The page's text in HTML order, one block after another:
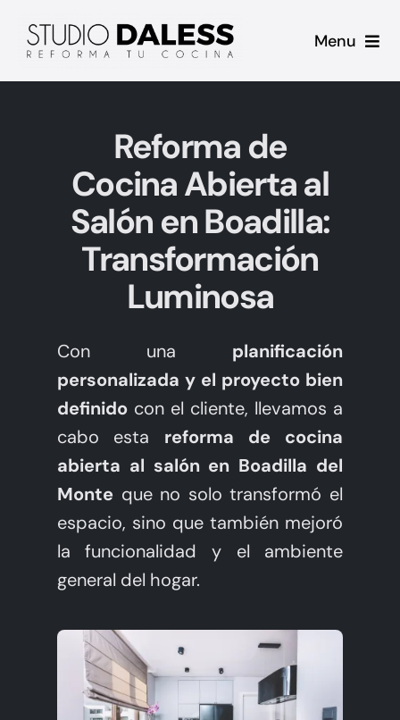
Menu
Proyectos
Casos de Éxito
Sobre mi
Contacto
Hablemos de tu Cocina
Reforma de
Cocina Abierta al
Salón en Boadilla:
Transformación
Luminosa
Con una planificación
personalizada y el proyecto bien
definidocon el cliente, llevamos a
cabo esta reforma de cocina
abierta al salón en Boadilla del
Monte que no solo transformó el
espacio, sino que también mejoró
la funcionalidad y el ambiente
general del hogar.